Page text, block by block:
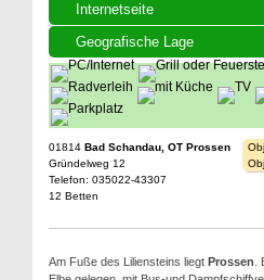
Internetseite
Geografische Lage
01814 Bad Schandau, OT Prossen
Gründelweg 12
Telefon: 035022-43307
12 Betten
Am Fuße des Liliensteins liegt Prossen